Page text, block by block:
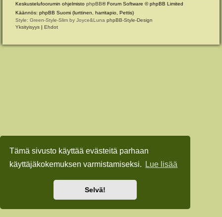
Tämä sivusto käyttää evästeitä parhaan
käyttäjäkokemuksen varmistamiseksi.
Lue lisää
Selvä!
Keskustelufoorumin ohjelmisto phpBB® Forum Software © phpBB Limited
Käännös: phpBB Suomi (lurttinen, harritapio, Pettis)
Style: Green-Style-Slim by Joyce&Luna phpBB-Style-Design
Yksityisyys | Ehdot